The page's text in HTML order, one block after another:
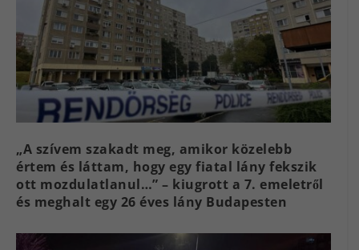
„A szívem szakadt meg, amikor közelebb
értem és láttam, hogy egy fiatal lány fekszik
ott mozdulatlanul…” – kiugrott a 7. emeletről
és meghalt egy 26 éves lány Budapesten